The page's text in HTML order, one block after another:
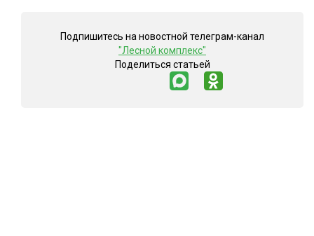
Подпишитесь на новостной телеграм-канал
"Лесной комплекс"
Поделиться статьей